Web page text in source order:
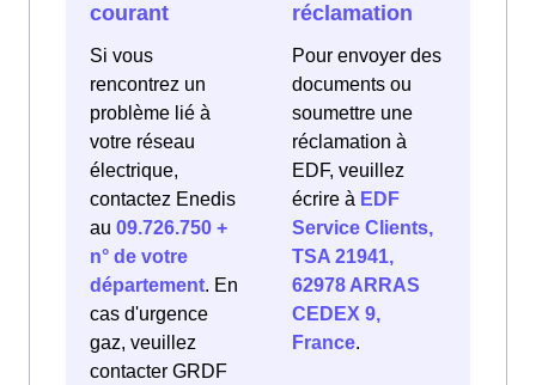
courant
Si vous
rencontrez un
problème lié à
votre réseau
électrique,
contactez Enedis
au 09.726.750 +
n° de votre
département. En
cas d'urgence
gaz, veuillez
contacter GRDF
réclamation
Pour envoyer des
documents ou
soumettre une
réclamation à
EDF, veuillez
écrire à EDF
Service Clients,
TSA 21941,
62978 ARRAS
CEDEX 9,
France.